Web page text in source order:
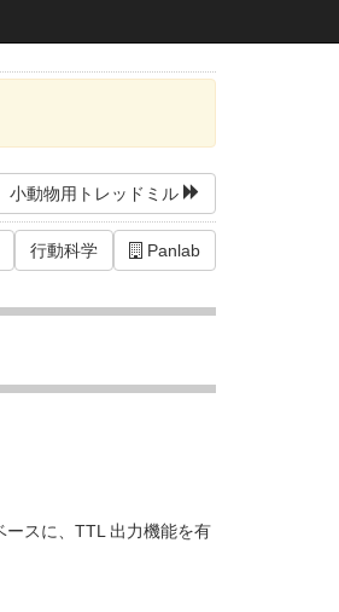
小動物用トレッドミル
Panlab
行動科学
スに、TTL 出力機能を有